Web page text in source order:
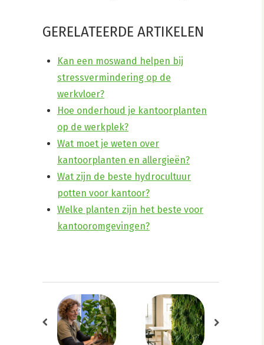
GERELATEERDE ARTIKELEN
Kan een moswand helpen bij
stressvermindering op de
werkvloer?
Hoe onderhoud je kantoorplanten
op de werkplek?
Wat moet je weten over
kantoorplanten en allergieën?
Wat zijn de beste hydrocultuur
potten voor kantoor?
Welke planten zijn het beste voor
kantooromgevingen?